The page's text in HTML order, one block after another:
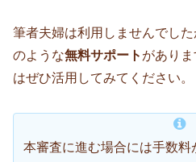
筆者夫婦は利用しませんでし
のような無料サポート があり
はぜひ活用してみてください。
本審査に進む場合には手数料